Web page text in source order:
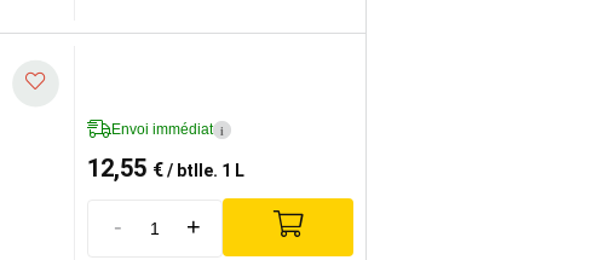
Envoi immédiat i
12,55 €/ btlle. 1 L
- +